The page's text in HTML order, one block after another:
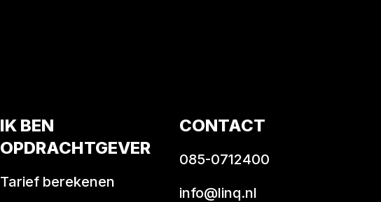
IK BEN
OPDRACHTGEVER
Tarief berekenen
CONTACT
085-0712400
info@linq.nl